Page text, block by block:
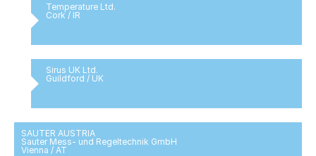
Temperature Ltd.
Cork / IR
Sirus UK Ltd.
Guildford / UK
SAUTER AUSTRIA
Sauter Mess- und Regeltechnik GmbH
Vienna / AT